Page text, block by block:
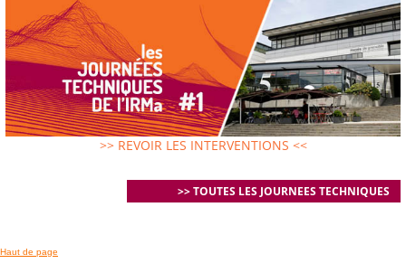
>> REVOIR LES INTERVENTIONS <<
>> TOUTES LES JOURNEES TECHNIQUES
Haut de page